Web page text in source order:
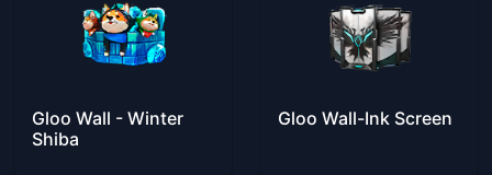
Gloo Wall - Winter
Shiba
Gloo Wall-Ink Screen